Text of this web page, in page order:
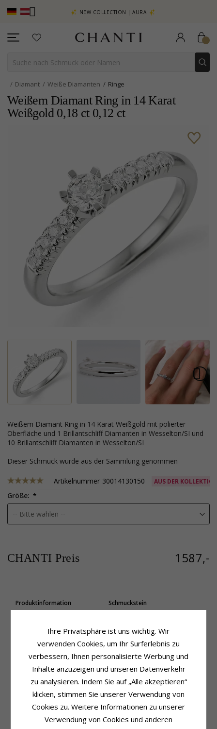
SEHEN –
NEW COLLECTION | AURA
Diamant Weiße Diamanten Ringe
Weißem Diamant Ring in 14 Karat
Weißgold 0,18 ct 0,12 ct
weißem Diamant Ring in 14 Karat Weißgold mit polierter
Oberfläche und 1 Brillantschliff Diamanten in Wesselton/SI und
10 Brillantschliff Diamanten in Wesselton/SI
Dieser Schmuck wurde aus der Sammlung genommen
Artikelnummer 30014130150 AUS DER
Größe:
CHANTI Preis 1587,-
Produktinformation
Farbe:Weißem
14
Oberfläche:Polierter
Schmuckstein
Stückzahl:1
Schmuckstein:Diamant
Diamantfarbe:Wesselton
Karat:0,18
Stückzahl: 10
Schliff:Brillantschliff
Schmuckstein:Diamant
Wesselton
Diamantreinheit: SI
Breite, Oben: 2,4 mm
Breite, Unten:2,3 mm
Dicke, Oben: 2,5 mm
Dicke, Unten:
1,6 mm
Ihre Privatsphäre ist uns wichtig. Wir
verwenden Cookies, um Ihr Surferlebnis zu
verbessern, Ihnen personalisierte Werbung und
Inhalte anzuzeigen und unseren Datenverkehr
zu analysieren. Indem Sie auf „Alle akzeptieren“
klicken, stimmen Sie unserer Verwendung von
Cookies zu. Weitere Informationen zu unserer
Verwendung von Cookies und anderen